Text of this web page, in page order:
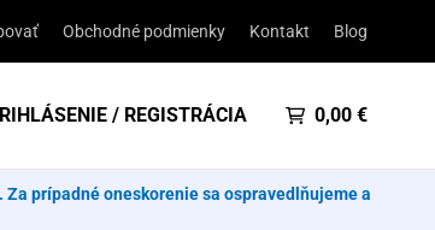
Obchodné podmienky Kontakt Blog
/ REGISTRÁCIA 0,00 €
prípadné oneskorenie sa ospravedlňujeme a